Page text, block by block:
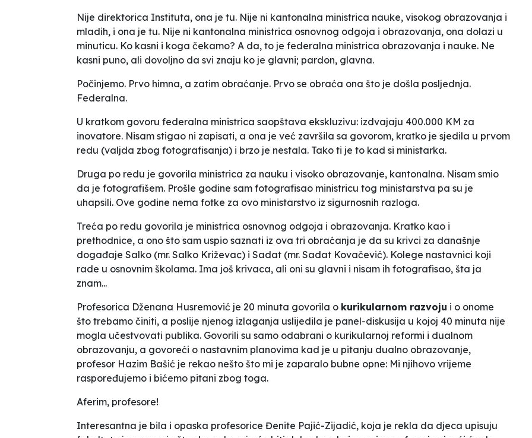
Nije direktorica Instituta, ona je tu. Nije ni kantonalna ministrica nauke, visokog obrazovanja i
mladih, i ona je tu. Nije ni kantonalna ministrica osnovnog odgoja i obrazovanja, ona dolazi u
minuticu. Ko kasni i koga čekamo? A da, to je federalna ministrica obrazovanja i nauke. Ne
kasni puno, ali dovoljno da svi znaju ko je glavni; pardon, glavna.
Počinjemo. Prvo himna, a zatim obraćanje. Prvo se obraća ona što je došla posljednja.
Federalna.
U kratkom govoru federalna ministrica saopštava ekskluzivu: izdvajaju 400.000 KM za
inovatore. Nisam stigao ni zapisati, a ona je već završila sa govorom, kratko je sjedila u prvom
redu (valjda zbog fotografisanja) i brzo je nestala. Tako ti je to kad si ministarka.
Druga po redu je govorila ministrica za nauku i visoko obrazovanje, kantonalna. Nisam smio
da je fotografišem. Prošle godine sam fotografisao ministricu tog ministarstva pa su je
uhapsili. Ove godine nema fotke za ovo ministarstvo iz sigurnosnih razloga.
Treća po redu govorila je ministrica osnovnog odgoja i obrazovanja. Kratko kao i
prethodnice, a ono što sam uspio saznati iz ova tri obraćanja je da su krivci za današnje
događaje Salko (mr. Salko Križevac) i Sadat (mr. Sadat Kovačević). Kolege nastavnici koji
rade u osnovnim školama. Ima još krivaca, ali oni su glavni i nisam ih fotografisao, šta ja
znam...
Profesorica Dženana Husremović je 20 minuta govorila o kurikularnom razvoju i o onome
što trebamo činiti, a poslije njenog izlaganja uslijedila je panel-diskusija u kojoj 40 minuta nije
mogla učestvovati publika. Govorili su samo odabrani o kurikularnoj reformi i dualnom
obrazovanju, a govoreći o nastavnim planovima kad je u pitanju dualno obrazovanje,
profesor Hazim Bašić je rekao nešto što mi je zaparalo bubne opne: Mi njihovo vrijeme
raspoređujemo i bićemo pitani zbog toga.
Aferim, profesore!
Interesantna je bila i opaska profesorice Đenite Pajić-Zijadić, koja je rekla da djeca upisuju